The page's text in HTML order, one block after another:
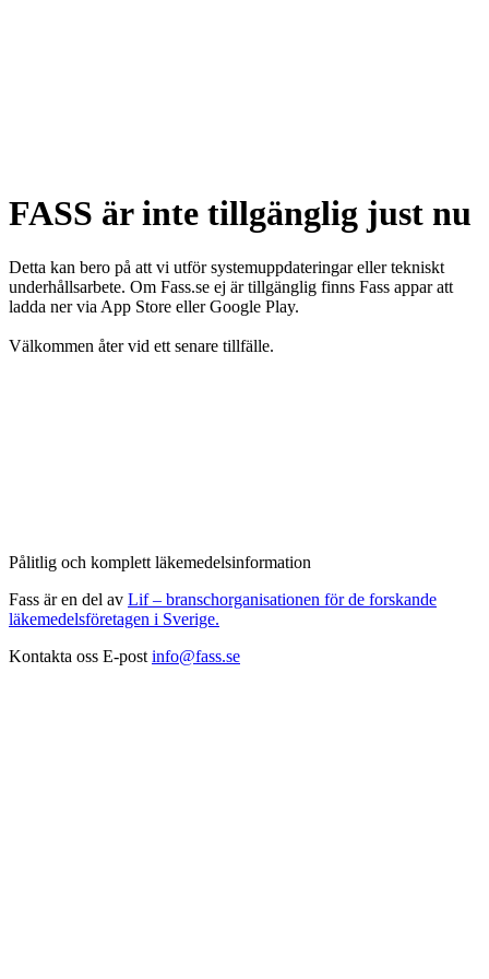
FASS är inte tillgänglig just nu
Detta kan bero på att vi utför systemuppdateringar eller tekniskt
underhållsarbete. Om Fass.se ej är tillgänglig finns Fass appar att
ladda ner via App Store eller Google Play.
Välkommen åter vid ett senare tillfälle.
Pålitlig och komplett läkemedelsinformation
Fass är en del av Lif – branschorganisationen för de forskande
läkemedelsföretagen i Sverige.
Kontakta oss E-post info@fass.se